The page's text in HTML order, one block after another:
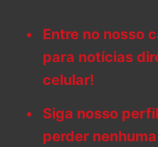
Entre no nosso
para notícias
celular!
Siga nosso
perder